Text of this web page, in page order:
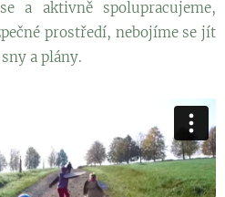
a aktivně spolupracujeme,
prostředí, nebojíme se jít
a plány.